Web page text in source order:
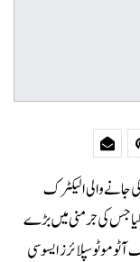
جانے والی الیکٹرک
کیا جس کی جرمنی میں بڑے
سپلائرز ایسوسی